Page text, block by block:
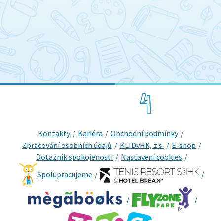
Kontakty Kariéra
Obchodní podmínky
Zpracování osobních údajů
KLIDvHK, z.s.
E-shop
Dotazník spokojenosti
Nastavení cookies
Spolupracujeme